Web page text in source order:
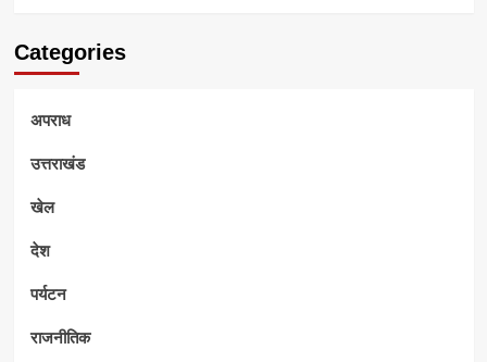
Categories
अपराध
उत्तराखंड
खेल
देश
पर्यटन
राजनीतिक